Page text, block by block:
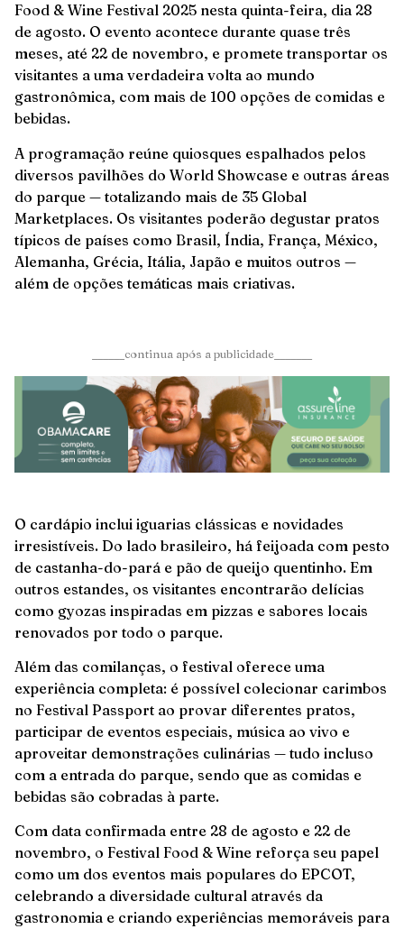
Food & Wine Festival 2025 nesta quinta-feira, dia 28
de agosto. O evento acontece durante quase três
meses, até 22 de novembro, e promete transportar os
visitantes a uma verdadeira volta ao mundo
gastronômica, com mais de 100 opções de comidas e
bebidas.
A programação reúne quiosques espalhados pelos
diversos pavilhões do World Showcase e outras áreas
do parque — totalizando mais de 35 Global
Marketplaces. Os visitantes poderão degustar pratos
típicos de países como Brasil, Índia, França, México,
Alemanha, Grécia, Itália, Japão e muitos outros —
além de opções temáticas mais criativas.
______continua após a publicidade_______
O cardápio inclui iguarias clássicas e novidades
irresistíveis. Do lado brasileiro, há feijoada com pesto
de castanha-do-pará e pão de queijo quentinho. Em
outros estandes, os visitantes encontrarão delícias
como gyozas inspiradas em pizzas e sabores locais
renovados por todo o parque.
Além das comilanças, o festival oferece uma
experiência completa: é possível colecionar carimbos
no Festival Passport ao provar diferentes pratos,
participar de eventos especiais, música ao vivo e
aproveitar demonstrações culinárias — tudo incluso
com a entrada do parque, sendo que as comidas e
bebidas são cobradas à parte.
Com data confirmada entre 28 de agosto e 22 de
novembro, o Festival Food & Wine reforça seu papel
como um dos eventos mais populares do EPCOT,
celebrando a diversidade cultural através da
gastronomia e criando experiências memoráveis para